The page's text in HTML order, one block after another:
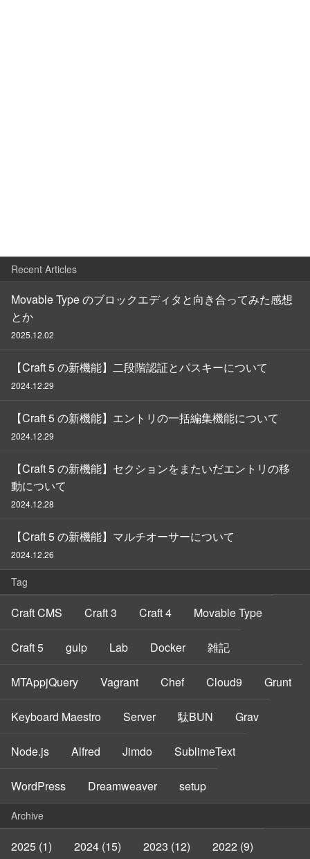
Recent Articles
Movable Type のブロックエディタと向き合ってみた感想
とか
2025.12.02
【Craft 5 の新機能】二段階認証とパスキーについて
2024.12.29
【Craft 5 の新機能】エントリの一括編集機能について
2024.12.29
【Craft 5 の新機能】セクションをまたいだエントリの移
動について
2024.12.28
【Craft 5 の新機能】マルチオーサーについて
2024.12.26
Tag
Craft CMS Craft 3 Craft 4 Movable Type
Craft 5 gulp Lab Docker 雑記
MTAppjQuery Vagrant Chef Cloud9 Grunt
Keyboard Maestro Server 駄BUN Grav
Node.js Alfred Jimdo SublimeText
WordPress Dreamweaver setup
Archive
2025 (1) 2024 (15) 2023 (12) 2022 (9)